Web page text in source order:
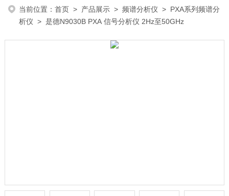
当前位置：首页 > 产品展示 >频谱分析仪 > PXA系列频谱分
析仪 > 是德N9030B PXA 信号分析仪 2Hz至50GHz